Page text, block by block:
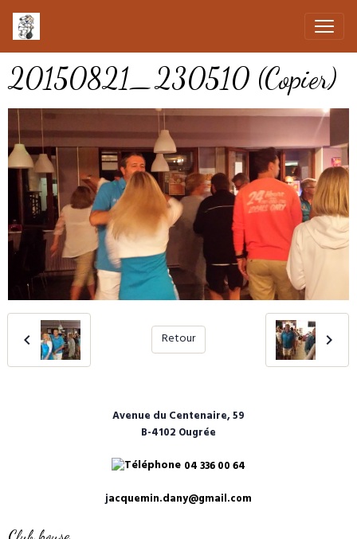
20150821_230510 (Copier)
Retour
Avenue du Centenaire, 59
B-4102 Ougrée
04 336 00 64
jacquemin.dany@gmail.com